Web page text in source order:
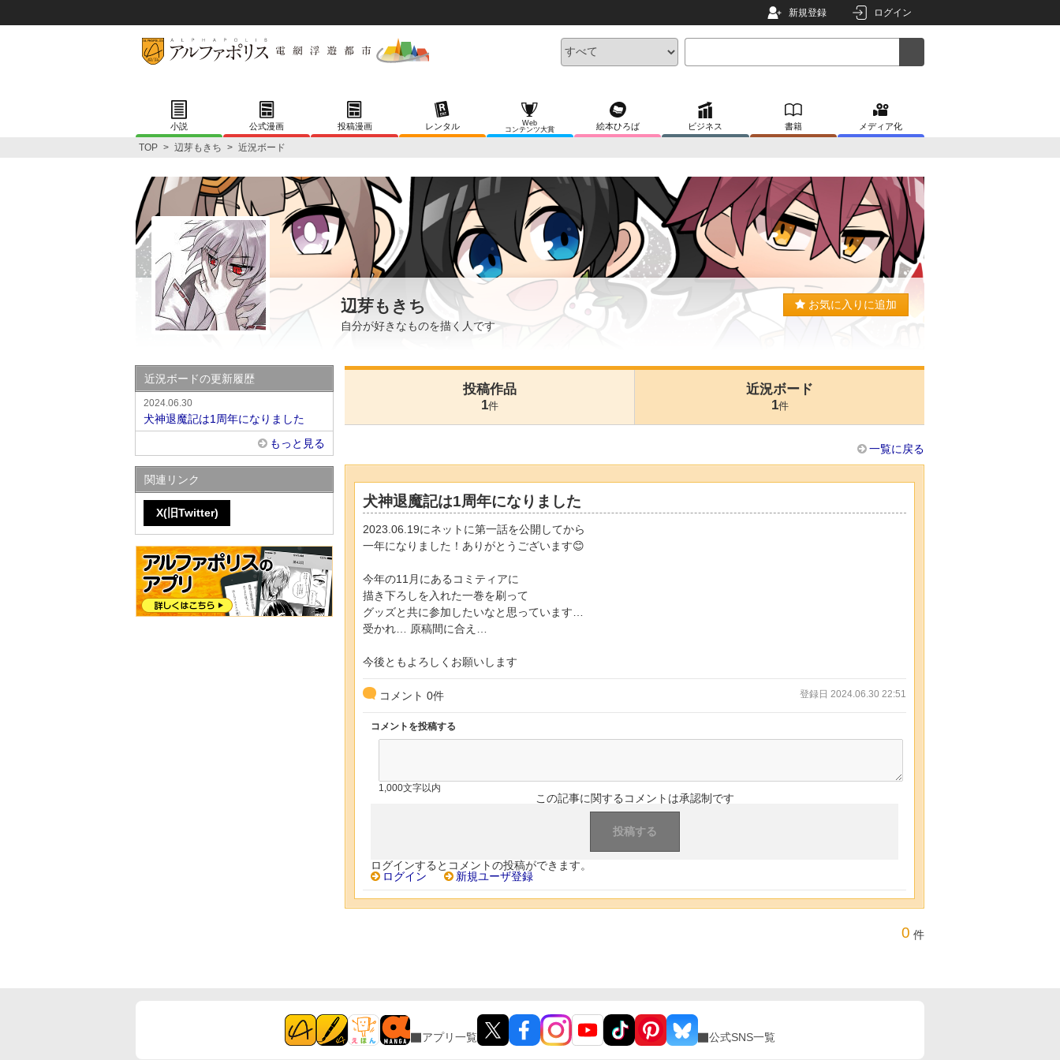
新規登録 ログイン
小説 公式漫画 投稿漫画 レンタル
Web
コンテンツ大賞
絵本ひろば ビジネス 書籍 メディア化
TOP > 辺芽もきち > 近況ボード
辺芽もきち
自分が好きなものを描く人です
お気に入りに追加
投稿作品
1件
近況ボード
1件
一覧に戻る
犬神退魔記は1周年になりました
2023.06.19にネットに第一話を公開してから
一年になりました！ありがとうございます😊
今年の11月にあるコミティアに
描き下ろしを入れた一巻を刷って
グッズと共に参加したいなと思っています…
受かれ… 原稿間に合え…
今後ともよろしくお願いします
コメント 0件 登録日 2024.06.30 22:51
コメントを投稿する
1,000文字以内
この記事に関するコメントは承認制です
ログインするとコメントの投稿ができます。
ログイン
新規ユーザ登録
0 件
近況ボードの更新履歴
2024.06.30
犬神退魔記は1周年になりました
もっと見る
関連リンク
X(旧Twitter)
アプリ一覧 公式SNS一覧